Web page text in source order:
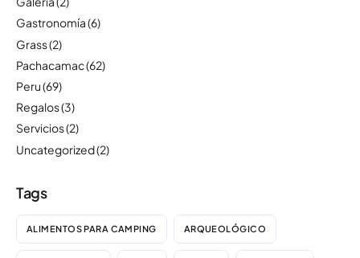
Gastronomía(6)
Grass(2)
Pachacamac(62)
Peru(69)
Regalos(3)
Servicios(2)
Uncategorized(2)
Tags
ALIMENTOS PARA CAMPING ARQUEOLÓGICO